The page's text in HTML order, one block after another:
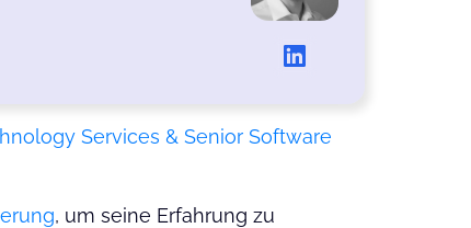
Services & Senior Software
, um seine Erfahrung zu